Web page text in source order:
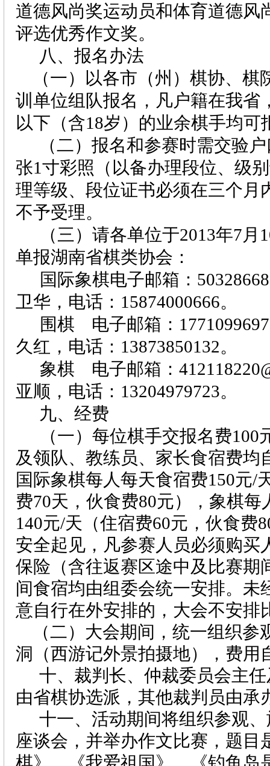
道德风尚奖运动员和体育道德风
评选优秀作文奖。
八、报名办法
（一）以各市（州）棋协、棋
训单位组队报名，凡户籍在我省
以下（含18岁）的业余棋手均可
（二）报名和参赛时需交验
张1寸彩照（以备办理段位、级
理等级、段位证书必须在三个月
不予受理。
（三）请各单位于2013年7月
单报湖南省棋类协会：
国际象棋电子邮箱： 50328668
卫华，电话： 15874000666。
围棋 电子邮箱： 1771099697
久红，电话： 13873850132。
象棋 电子邮箱： 412118220
亚顺，电话： 13204979723。
九、经费
（一）每位棋手交报名费100
及领队、教练员、家长食宿费均
国际象棋每人每天食宿费150元/
费70天，伙食费80元），象棋每
140元/天（住宿费60元，伙食费
安全起见，凡参赛人员必须购买
保险（含往返赛区途中及比赛期
间食宿均由组委会统一安排。未
意自行在外安排的，大会不安排
（二）大会期间，统一组织参
洞（西游记外景拍摄地），费用
十、裁判长、仲裁委员会主
由省棋协选派，其他裁判员由承
十一、活动期间将组织参观
座谈会，并举办作文比赛，题目
棋》、《我爱祖国》、《钓鱼岛